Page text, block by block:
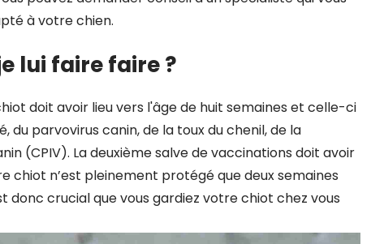
à votre chien.
lui faire faire ?
doit avoir lieu vers l'âge de huit semaines et celle-ci
du parvovirus canin, de la toux du chenil, de la
(CPIV). La deuxième salve de vaccinations doit avoir
chiot n’est pleinement protégé que deux semaines
donc crucial que vous gardiez votre chiot chez vous